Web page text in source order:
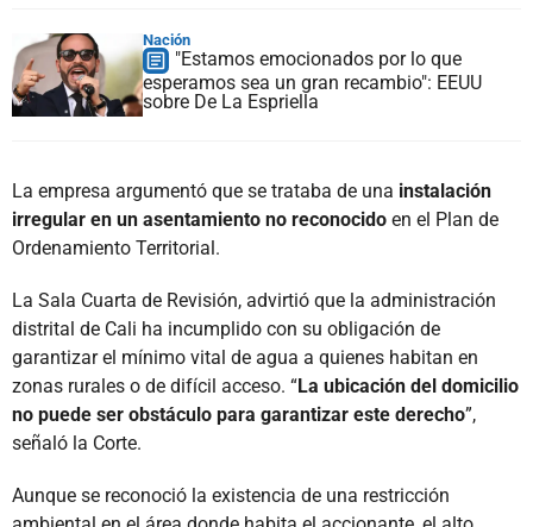
Nación
"Estamos emocionados por lo que
esperamos sea un gran recambio": EEUU
sobre De La Espriella
La empresa argumentó que se trataba de una instalación
irregular en un asentamiento no reconocido en el Plan de
Ordenamiento Territorial.
La Sala Cuarta de Revisión, advirtió que la administración
distrital de Cali ha incumplido con su obligación de
garantizar el mínimo vital de agua a quienes habitan en
zonas rurales o de difícil acceso. “La ubicación del domicilio
no puede ser obstáculo para garantizar este derecho”,
señaló la Corte.
Aunque se reconoció la existencia de una restricción